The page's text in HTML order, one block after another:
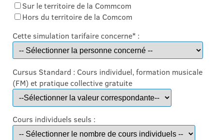
Sur le territoire de la Commcom
Hors du territoire de la Comcom
Cette simulation tarifaire concerne* :
Cursus Standard : Cours individuel, formation musicale
(FM) et pratique collective gratuite
Cours individuels seuls :